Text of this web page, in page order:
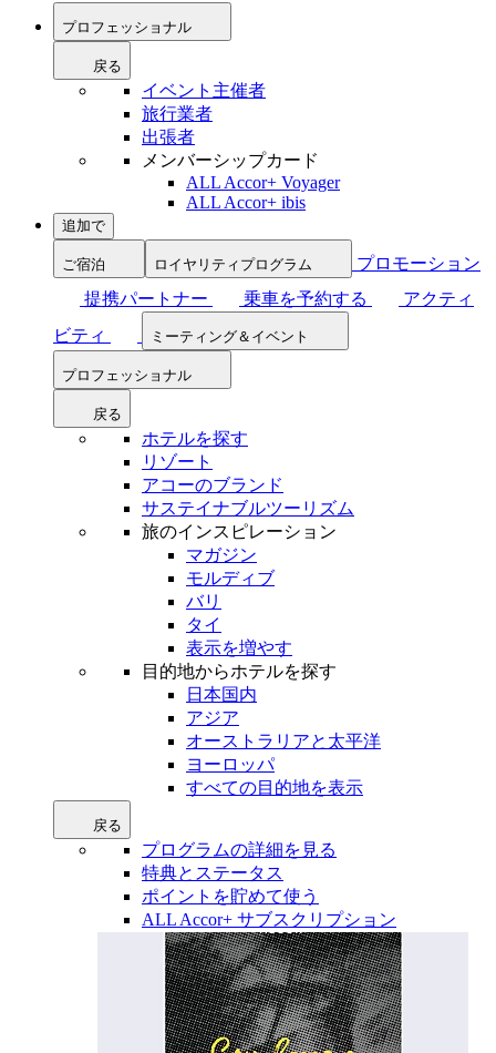
プロフェッショナル
戻る
イベント主催者
旅行業者
出張者
メンバーシップカード
ALL Accor+ Voyager
ALL Accor+ ibis
追加で
ご宿泊 ロイヤリティプログラム
プロモーション
提携パートナー
乗車を予約する
アクティ
ビティ
ミーティング＆イベント
プロフェッショナル
戻る
ホテルを探す
リゾート
アコーのブランド
サステイナブルツーリズム
旅のインスピレーション
マガジン
モルディブ
バリ
タイ
表示を増やす
目的地からホテルを探す
日本国内
アジア
オーストラリアと太平洋
ヨーロッパ
すべての目的地を表示
戻る
プログラムの詳細を見る
特典とステータス
ポイントを貯めて使う
ALL Accor+ サブスクリプション